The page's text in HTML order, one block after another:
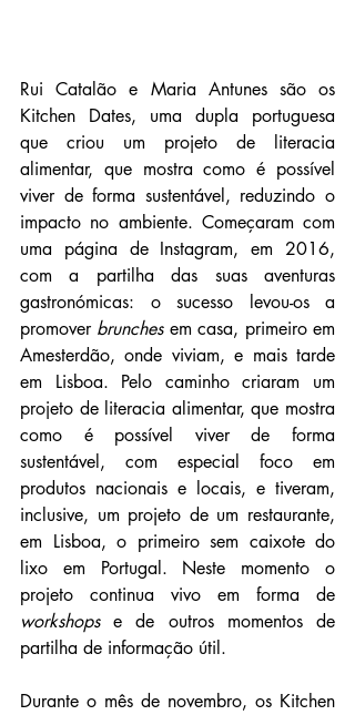
Rui Catalão e Maria Antunes são os
Kitchen Dates, uma dupla portuguesa
que criou um projeto de literacia
alimentar, que mostra como é possível
viver de forma sustentável, reduzindo o
impacto no ambiente. Começaram com
uma página de Instagram, em 2016,
com a partilha das suas aventuras
gastronómicas: o sucesso levou-os a
promover brunches em casa, primeiro em
Amesterdão, onde viviam, e mais tarde
em Lisboa. Pelo caminho criaram um
projeto de literacia alimentar, que mostra
como é possível viver de forma
sustentável, com especial foco em
produtos nacionais e locais, e tiveram,
inclusive, um projeto de um restaurante,
em Lisboa, o primeiro sem caixote do
lixo em Portugal. Neste momento o
workshops e de outros momentos de
partilha de informação útil.
Durante o mês de novembro, os Kitchen